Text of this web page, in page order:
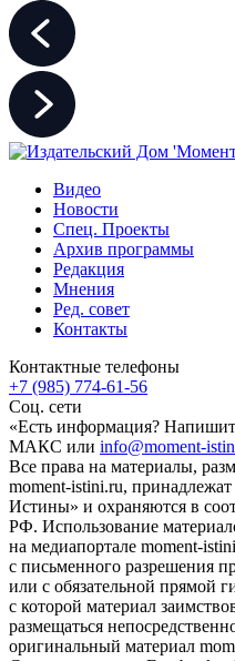
Видео
Новости
Спец. Проекты
Архив программы
Редакция
Мнения
Ред. совет
Контакты
Контактные телефоны
+7 (985) 774-61-56
Соц. сети
«Есть информация?
МАКС или info@moment-
Все права на материалы,
moment-istini.ru,
Истины» и охраняются в
РФ. Использование
на медиапортале moment-
с письменного разрешения
или с обязательной прямой
с которой материал
размещаться
оригинальный материал